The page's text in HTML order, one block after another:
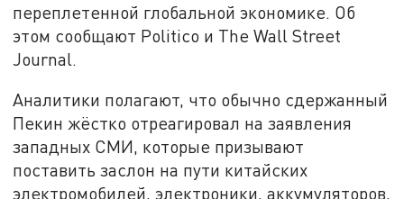
переплетенной глобальной экономике. Об
этом сообщают Politico и The Wall Street
Journal.
Аналитики полагают, что обычно сдержанный
Пекин жёстко отреагировал на заявления
западных СМИ, которые призывают
поставить заслон на пути китайских
электромобилей, электроники, аккумуляторов,